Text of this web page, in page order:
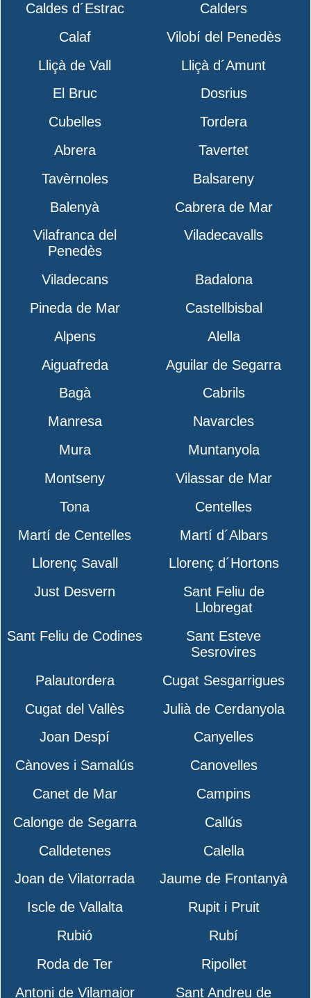
Caldes d´Estrac
Calders
Calaf
Vilobí del Penedès
Lliçà de Vall
Lliçà d´Amunt
El Bruc
Dosrius
Cubelles
Tordera
Abrera
Tavertet
Tavèrnoles
Balsareny
Balenyà
Cabrera de Mar
Vilafranca del
Penedès
Viladecavalls
Viladecans
Badalona
Pineda de Mar
Castellbisbal
Alpens
Alella
Aiguafreda
Aguilar de Segarra
Bagà
Cabrils
Manresa
Navarcles
Mura
Muntanyola
Montseny
Vilassar de Mar
Tona
Centelles
Martí de Centelles
Martí d´Albars
Llorenç Savall
Llorenç d´Hortons
Just Desvern
Sant Feliu de
Llobregat
Sant Feliu de Codines
Sant Esteve
Sesrovires
Palautordera
Cugat Sesgarrigues
Cugat del Vallès
Julià de Cerdanyola
Joan Despí
Canyelles
Cànoves i Samalús
Canovelles
Canet de Mar
Campins
Calonge de Segarra
Callús
Calldetenes
Calella
Joan de Vilatorrada
Jaume de Frontanyà
Iscle de Vallalta
Rupit i Pruit
Rubió
Rubí
Roda de Ter
Ripollet
Antoni de Vilamajor
Sant Andreu de